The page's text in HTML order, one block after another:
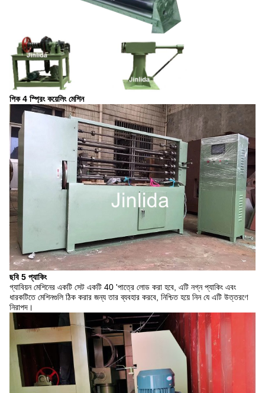
পিক 4 স্প্রিং কয়েলিং মেশিন
ছবি 5 প্যাকিং
গ্যাবিয়ন মেশিনের একটি সেট একটি 40 'পাত্রে লোড করা হবে, এটি নগ্ন প্যাকিং এবং
ধারকটিতে মেশিনগুলি ঠিক করার জন্য তার ব্যবহার করবে, নিশ্চিত হয়ে নিন যে এটি উত্তরণে
নিরাপদ।